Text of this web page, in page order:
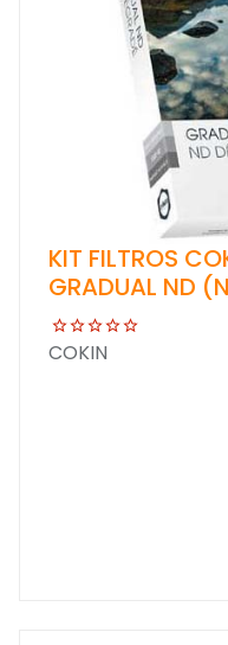
KIT FILTROS
GRADUAL ND
COKIN